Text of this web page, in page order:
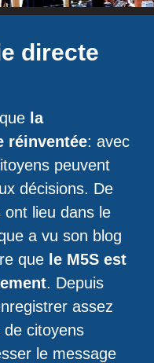
directe
la
réinventée: avec
peuvent
décisions. De
ont lieu dans le
a vu son blog
que le M5S est
. Depuis
assez
de citoyens
le message